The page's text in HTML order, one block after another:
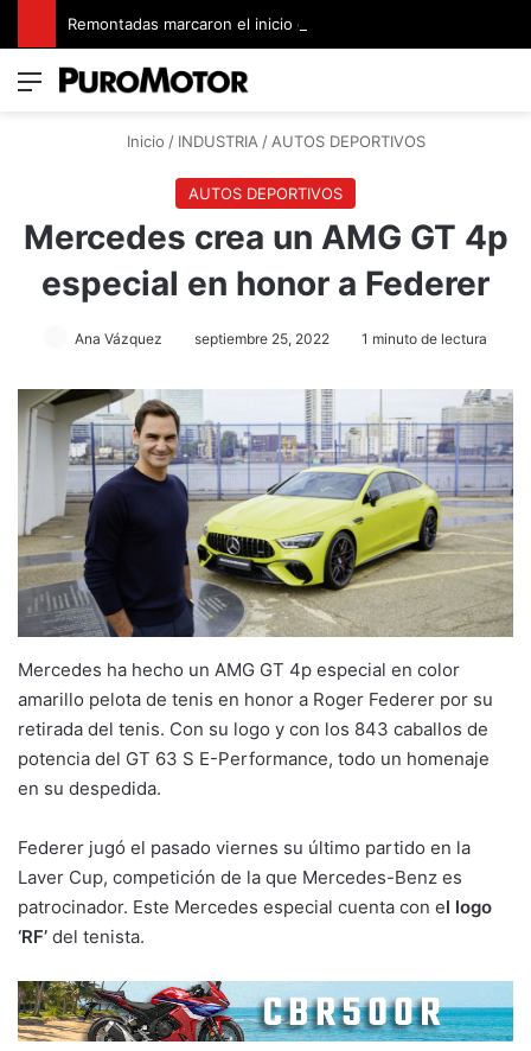
Menú
Inicio / INDUSTRIA / AUTOS DEPORTIVOS
AUTOS DEPORTIVOS
Mercedes crea un AMG GT 4p
especial en honor a Federer
Ana Vázquez septiembre 25, 2022 1 minuto de lectura
Mercedes ha hecho un AMG GT 4p especial en color
amarillo pelota de tenis en honor a Roger Federer por su
retirada del tenis. Con su logo y con los 843 caballos de
potencia del GT 63 S E-Performance, todo un homenaje
en su despedida.
Federer jugó el pasado viernes su último partido en la
Laver Cup, competición de la que Mercedes-Benz es
patrocinador. Este Mercedes especial cuenta con el logo
‘RF’ del tenista.